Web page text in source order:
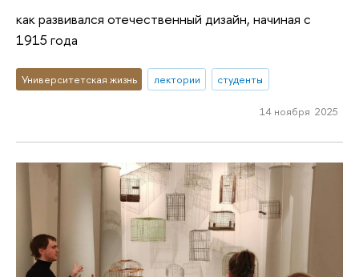
как развивался отечественный дизайн, начиная с
1915 года
Университетская жизнь лектории студенты
14 ноября 2025